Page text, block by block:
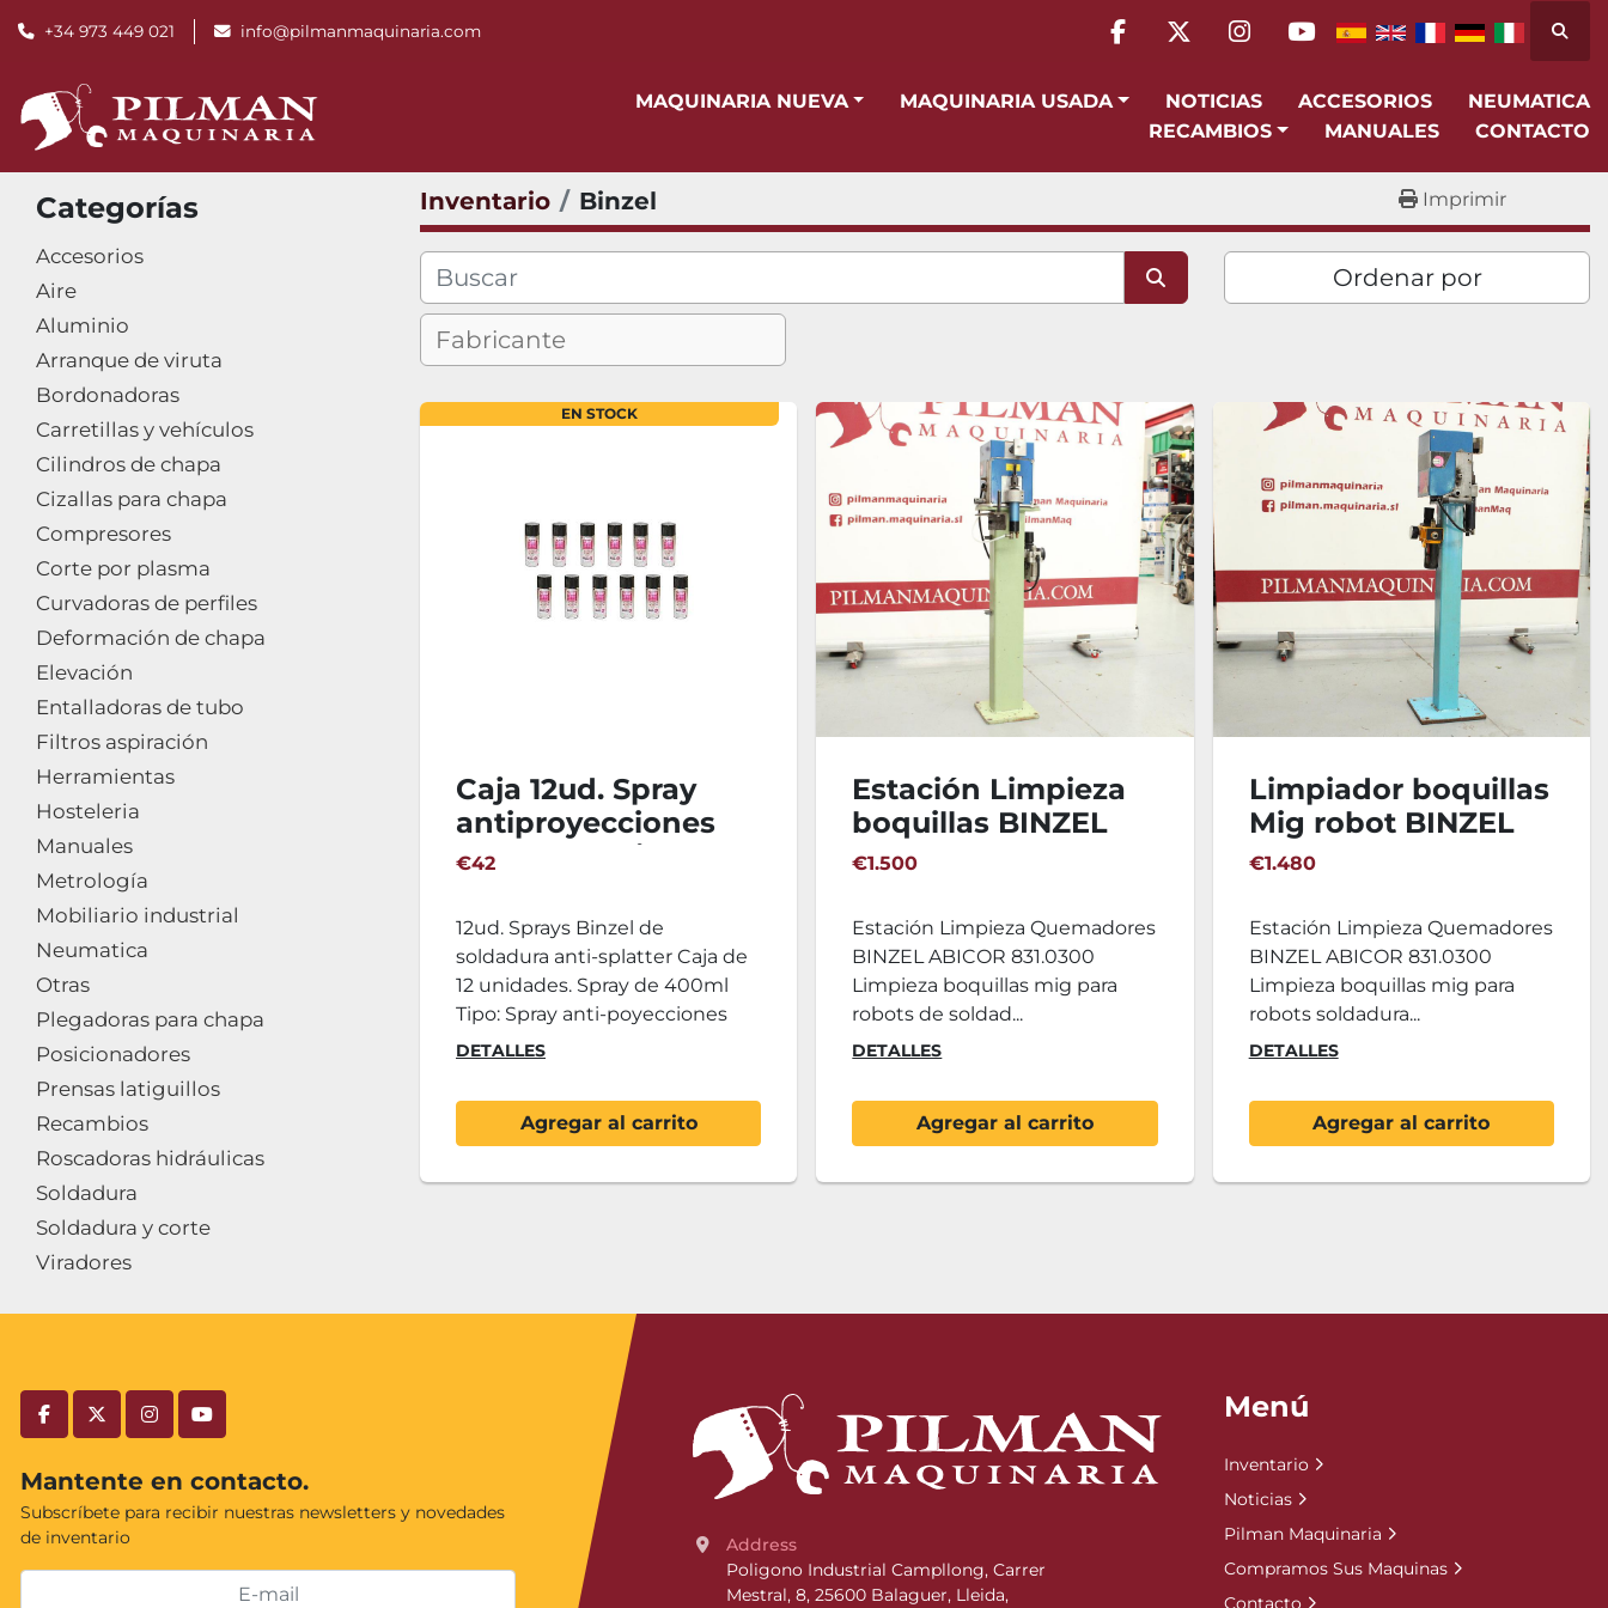
+34 973 449 021 info@pilmanmaquinaria.com
facebook
twitterinstagram
youtube
MAQUINARIA NUEVA MAQUINARIA USADA NOTICIAS ACCESORIOS
NEUMATICA
RECAMBIOS
MANUALES CONTACTO
Categorías
Accesorios
Aire
Aluminio
Arranque de viruta
Bordonadoras
Carretillas y vehículos
Cilindros de chapa
Cizallas para chapa
Compresores
Corte por plasma
Curvadoras de perfiles
Deformación de chapa
Elevación
Entalladoras de tubo
Filtros aspiración
Herramientas
Hosteleria
Manuales
Metrología
Mobiliario industrial
Neumatica
Otras
Plegadoras para chapa
Posicionadores
Prensas latiguillos
Recambios
Roscadoras hidráulicas
Soldadura
Soldadura y corte
Viradores
Inventario Binzel Imprimir
Ordenar por
EN STOCK
Caja 12ud. Spray
antiproyecciones
soldadura Binzel S-
€42
12ud. Sprays Binzel de
soldadura anti-splatter Caja de
12 unidades. Spray de 400ml
Tipo: Spray anti-poyecciones
DETALLES
Agregar al carrito
Estación Limpieza
boquillas BINZEL
ABICOR 831.0300
€1.500
Estación Limpieza Quemadores
BINZEL ABICOR 831.0300
Limpieza boquillas mig para
robots de soldad...
DETALLES
Agregar al carrito
Limpiador boquillas
Mig robot BINZEL
ABICOR 831.0300
€1.480
Estación Limpieza Quemadores
BINZEL ABICOR 831.0300
Limpieza boquillas mig para
robots soldadura...
DETALLES
Agregar al carrito
facebooktwitterinstagramyoutube
Mantente en contacto.
Subscríbete para recibir nuestras newsletters y novedades
de inventario
Address
Poligono Industrial Campllong, Carrer
Mestral, 8, 25600 Balaguer, Lleida,
Menú
Inventario
Noticias
Pilman Maquinaria
Compramos Sus Maquinas
Contacto